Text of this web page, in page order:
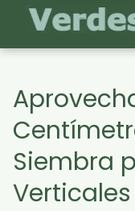
Siembra